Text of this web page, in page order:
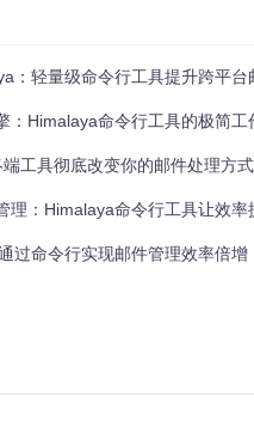
全的登录方式。
能稳定运行。
中繁琐点击时，Himalaya用户已
：轻量级命令行工具提升跨平台
：Himalaya命令行工具的极简工
工具彻底改变你的邮件处理方式
：Himalaya命令行工具让效率提升
过命令行实现邮件管理效率倍增